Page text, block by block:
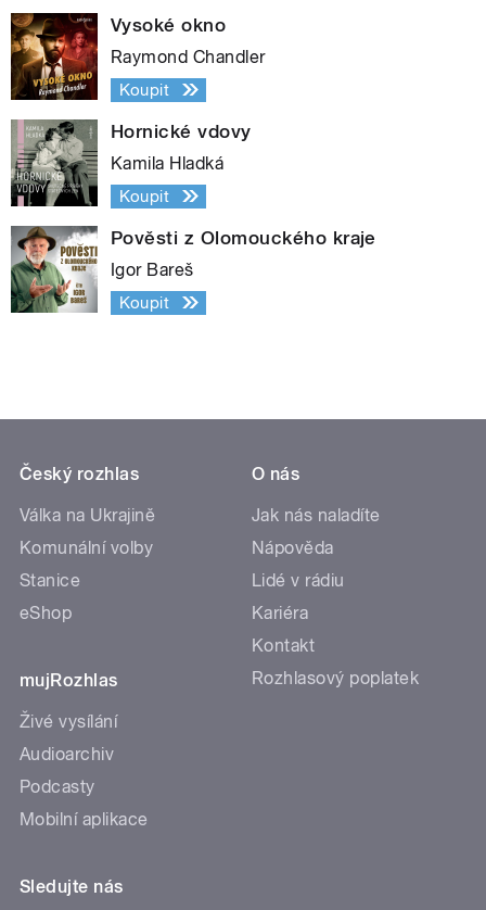
Vysoké okno
Raymond Chandler
Koupit
Hornické vdovy
Kamila Hladká
Koupit
Pověsti z Olomouckého kraje
Igor Bareš
Koupit
Český rozhlas
Válka na Ukrajině
Komunální volby
Stanice
eShop
mujRozhlas
Živé vysílání
Audioarchiv
Podcasty
Mobilní aplikace
O nás
Jak nás naladíte
Nápověda
Lidé v rádiu
Kariéra
Kontakt
Rozhlasový poplatek
Sledujte nás